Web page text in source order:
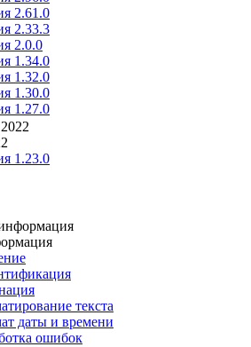
2.61.0
2.33.3
2.0.0
1.34.0
1.32.0
1.30.0
1.27.0
1.23.0
текста
даты и времени
ошибок